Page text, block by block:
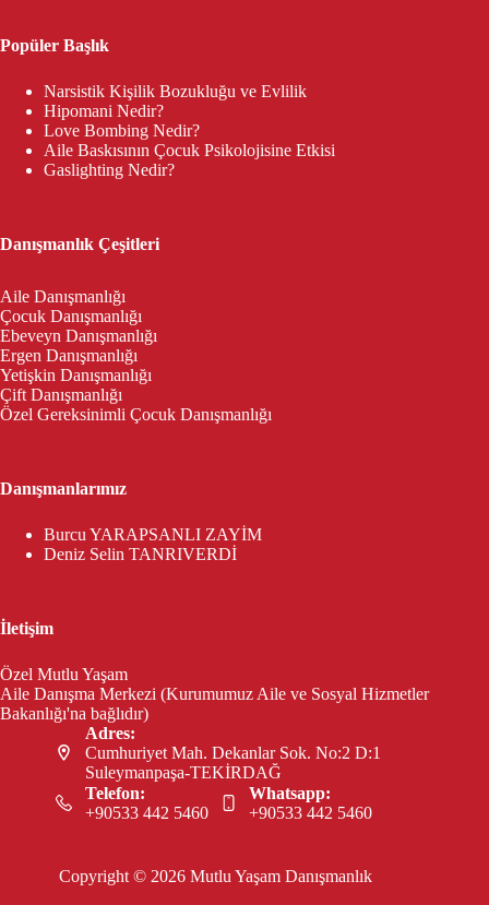
Popüler Başlık
Narsistik Kişilik Bozukluğu ve Evlilik
Hipomani Nedir?
Love Bombing Nedir?
Aile Baskısının Çocuk Psikolojisine Etkisi
Gaslighting Nedir?
Danışmanlık Çeşitleri
Aile Danışmanlığı
Çocuk Danışmanlığı
Ebeveyn Danışmanlığı
Ergen Danışmanlığı
Yetişkin Danışmanlığı
Çift Danışmanlığı
Özel Gereksinimli Çocuk Danışmanlığı
Danışmanlarımız
Burcu YARAPSANLI ZAYİM
Deniz Selin TANRIVERDİ
İletişim
Özel Mutlu Yaşam
Aile Danışma Merkezi (Kurumumuz Aile ve Sosyal Hizmetler
Bakanlığı'na bağlıdır)
Adres:
Cumhuriyet Mah. Dekanlar Sok. No:2 D:1
Suleymanpaşa-TEKİRDAĞ
Telefon:
+90533 442 5460
Whatsapp:
+90533 442 5460
Copyright © 2026 Mutlu Yaşam Danışmanlık